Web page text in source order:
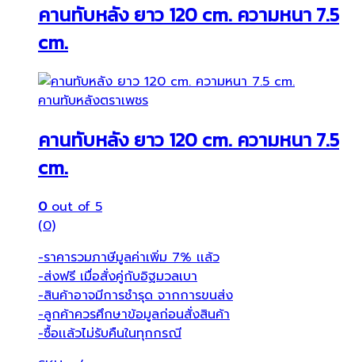
คานทับหลัง ยาว 120 cm. ความหนา 7.5
cm.
คานทับหลังตราเพชร
คานทับหลัง ยาว 120 cm. ความหนา 7.5
cm.
0out of 5
(0)
-ราคารวมภาษีมูลค่าเพิ่ม 7% เเล้ว
-ส่งฟรี เมื่อสั่งคู่กับอิฐมวลเบา
-สินค้าอาจมีการชำรุด จากการขนส่ง
-ลูกค้าควรศึกษาข้อมูลก่อนสั่งสินค้า
-ซื้อเเล้วไม่รับคืนในทุกกรณี